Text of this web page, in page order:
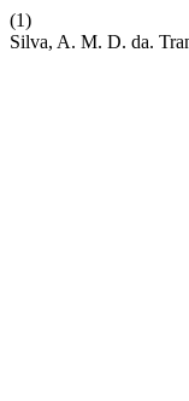
(1)
Silva, A. M. D. da.